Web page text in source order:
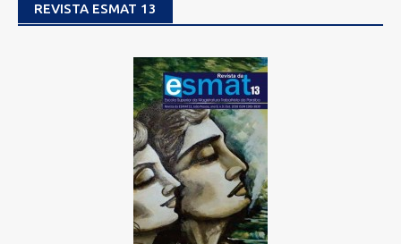
REVISTA ESMAT 13